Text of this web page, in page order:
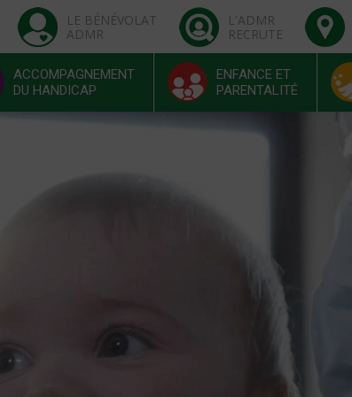
LE BÉNÉVOLAT
ADMR
L'ADMR
RECRUTE
ACCOMPAGNEMENT
DU HANDICAP
ENFANCE ET
PARENTALITÉ